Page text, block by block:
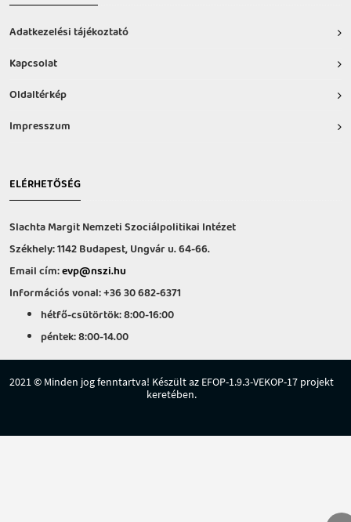
Adatkezelési tájékoztató
Kapcsolat
Oldaltérkép
Impresszum
ELÉRHETŐSÉG
Slachta Margit Nemzeti Szociálpolitikai Intézet
Székhely: 1142 Budapest, Ungvár u. 64-66.
Email cím:evp@nszi.hu
Információs vonal: +36 30 682-6371
hétfő-csütörtök: 8:00-16:00
péntek: 8:00-14.00
2021 © Minden jog fenntartva! Készült az EFOP-1.9.3-VEKOP-17 projekt
keretében.